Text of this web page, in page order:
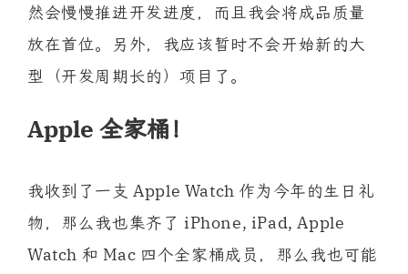
然会慢慢推进开发进度，而且我会将成品质量
放在首位。另外，我应该暂时不会开始新的大
型（开发周期长的）项目了。
Apple 全家桶！
我收到了一支 Apple Watch 作为今年的生日礼
物，那么我也集齐了 iPhone, iPad, Apple
Watch 和 Mac 四个全家桶成员，那么我也可能